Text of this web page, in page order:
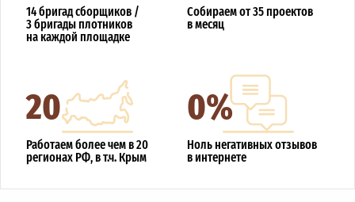
14 бригад сборщиков /
3 бригады плотников
на каждой площадке
Собираем от 35 проектов
в месяц
20
Работаем более чем в 20
регионах РФ, в т.ч. Крым
0%
Ноль негативных отзывов
в интернете